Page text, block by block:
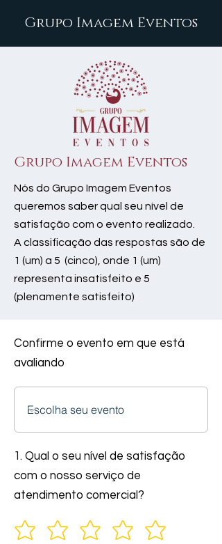
Grupo Imagem Eventos
Grupo Imagem Eventos
Nós do Grupo Imagem Eventos
queremos saber qual seu nível de
satisfação com o evento realizado.
A classificação das respostas são de
1 (um) a 5 (cinco), onde 1 (um)
representa insatisfeito e 5
(plenamente satisfeito)
Confirme o evento em que está
avaliando
1. Qual o seu nível de satisfação
com o nosso serviço de
atendimento comercial?